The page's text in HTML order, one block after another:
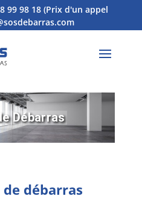
99 98 18(Prix d'un appel
Débarras
débarras